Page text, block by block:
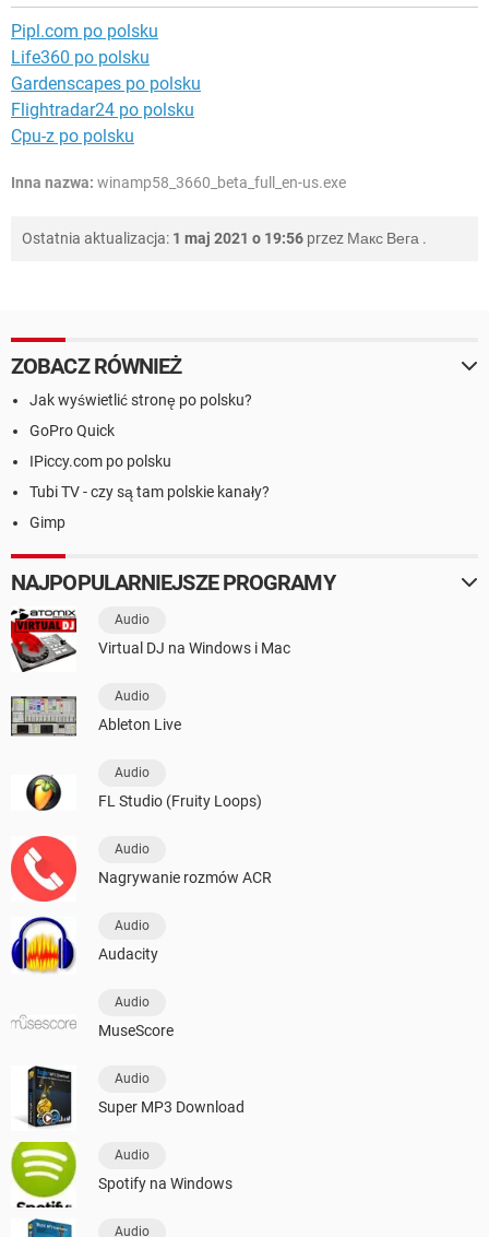
Pipl.com po polsku
Life360 po polsku
Gardenscapes po polsku
Flightradar24 po polsku
Cpu-z po polsku
Inna nazwa: winamp58_3660_beta_full_en-us.exe
Ostatnia aktualizacja: 1 maj 2021 o 19:56 przez Макс Вега .
ZOBACZ RÓWNIEŻ
Jak wyświetlić stronę po polsku?
GoPro Quick
IPiccy.com po polsku
Tubi TV - czy są tam polskie kanały?
Gimp
NAJPOPULARNIEJSZE PROGRAMY
Audio
Virtual DJ na Windows i Mac
Audio
Ableton Live
Audio
FL Studio (Fruity Loops)
Audio
Nagrywanie rozmów ACR
Audio
Audacity
Audio
MuseScore
Audio
Super MP3 Download
Audio
Spotify na Windows
Audio